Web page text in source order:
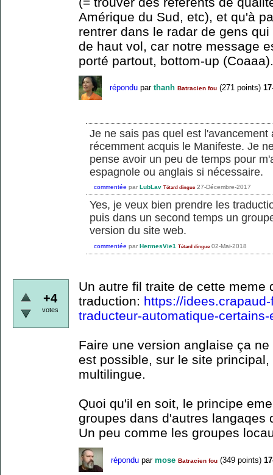
Amérique du Sud, etc), et qu'à
rentrer dans le radar de gens
de haut vol, car notre message
porté partout, bottom-up
répondu par thanh Batracien fou (271 points)
Je ne sais pas quel est
récemment acquis le Manifeste. Je
pense avoir un peu de temps pour
espagnole ou anglais si nécessaire.
commentée par LubLav Tétard dingue 27-Décembre-2017
Yes, je veux bien prendre les
puis dans un second temps un
version du site web.
commentée par HermesVie1 Tétard dingue 02-Mai-2018
+4
votes
Un autre fil traite de cette meme
traduction: https://
traducteur-automatique-
Faire une version anglaise ça
est possible, sur le site
multilingue.
Quoi qu'il en soit, le principe
groupes dans d'autres langaqes
Un peu comme les groupes
répondu par mose Batracien fou (349 points)